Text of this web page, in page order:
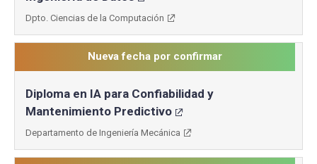
Dpto. Ciencias de la Computación
Nueva fecha por confirmar
Diploma en IA para Confiabilidad y
Mantenimiento Predictivo
Departamento de Ingeniería Mecánica